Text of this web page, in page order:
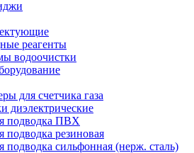
реагенты
водоочистки
для счетчика газа
диэлектрические
подводка ПВХ
подводка резиновая
подводка сильфонная (нерж. сталь)